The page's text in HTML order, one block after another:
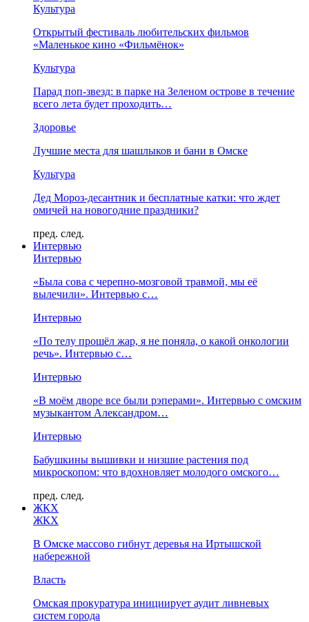
Культура
Открытый фестиваль любительских фильмов
«Маленькое кино «Фильмёнок»
Культура
Парад поп-звезд: в парке на Зеленом острове в течение
всего лета будет проходить…
Здоровье
Лучшие места для шашлыков и бани в Омске
Культура
Дед Мороз-десантник и бесплатные катки: что ждет
омичей на новогодние праздники?
пред. след.
Интервью
Интервью
«Была сова с черепно-мозговой травмой, мы её
вылечили». Интервью с…
Интервью
«По телу прошёл жар, я не поняла, о какой онкологии
речь». Интервью с…
Интервью
«В моём дворе все были рэперами». Интервью с омским
музыкантом Александром…
Интервью
Бабушкины вышивки и низшие растения под
микроскопом: что вдохновляет молодого омского…
пред. след.
ЖКХ
ЖКХ
В Омске массово гибнут деревья на Иртышской
набережной
Власть
Омская прокуратура инициирует аудит ливневых
систем города